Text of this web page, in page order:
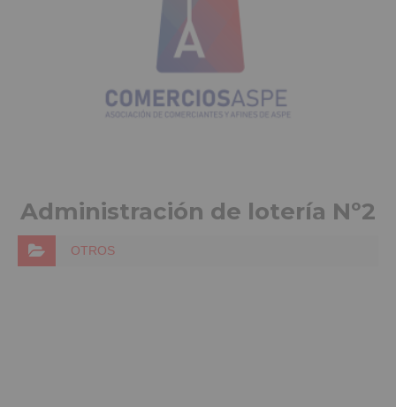
Administración de lotería Nº2
OTROS